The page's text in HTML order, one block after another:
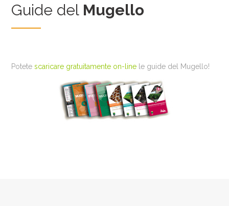
Guide del Mugello
Potetescaricare gratuitamente on-line le guide del Mugello!